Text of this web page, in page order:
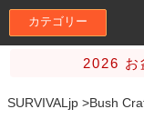
カテゴリー
2026 お
SURVIVALjp >Bush